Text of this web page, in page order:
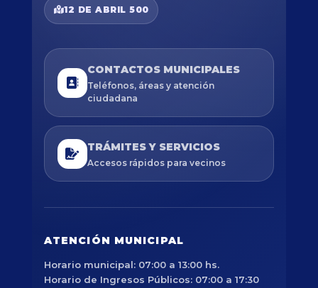
12 DE ABRIL 500
CONTACTOS MUNICIPALES
Teléfonos, áreas y atención
ciudadana
TRÁMITES Y SERVICIOS
Accesos rápidos para vecinos
ATENCIÓN MUNICIPAL
Horario municipal: 07:00 a 13:00 hs.
Horario de Ingresos Públicos: 07:00 a 17:30